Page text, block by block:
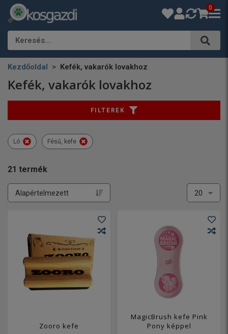
0
Keresés…
Kezdőoldal Kefék, vakarók lovakhoz
Kefék, vakarók lovakhoz
21 termék
FILTEREK
Ló Fésű, kefe
Zooro kefe
MagicBrush kefe Pink
Pony képpel